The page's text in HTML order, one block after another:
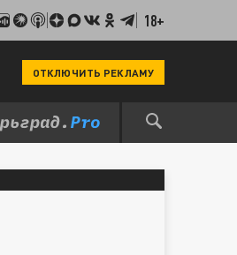
18+
ОТКЛЮЧИТЬ РЕКЛАМУ